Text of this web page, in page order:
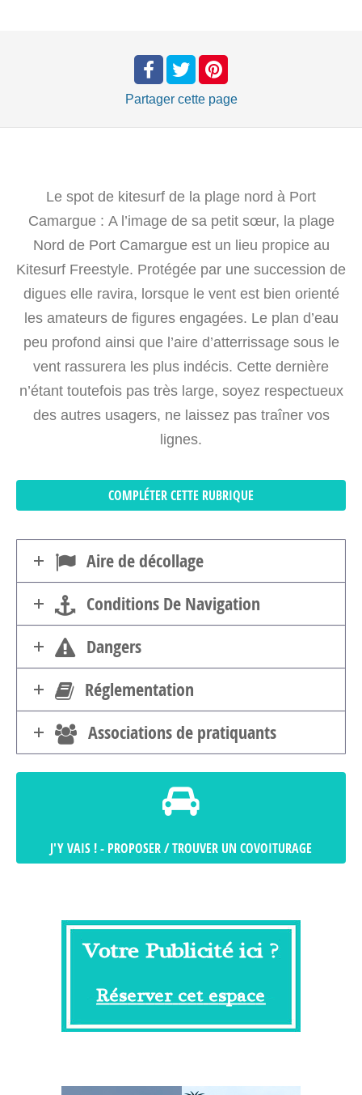
Partager cette page
Le spot de kitesurf de la plage nord à Port
Camargue : A l’image de sa petit sœur, la plage
Nord de Port Camargue est un lieu propice au
Kitesurf Freestyle. Protégée par une succession de
digues elle ravira, lorsque le vent est bien orienté
les amateurs de figures engagées. Le plan d’eau
peu profond ainsi que l’aire d’atterrissage sous le
vent rassurera les plus indécis. Cette dernière
n’étant toutefois pas très large, soyez respectueux
des autres usagers, ne laissez pas traîner vos
lignes.
COMPLÉTER CETTE RUBRIQUE
Aire de décollage
Conditions De Navigation
Dangers
Réglementation
Associations de pratiquants
J'Y VAIS ! - PROPOSER / TROUVER UN COVOITURAGE